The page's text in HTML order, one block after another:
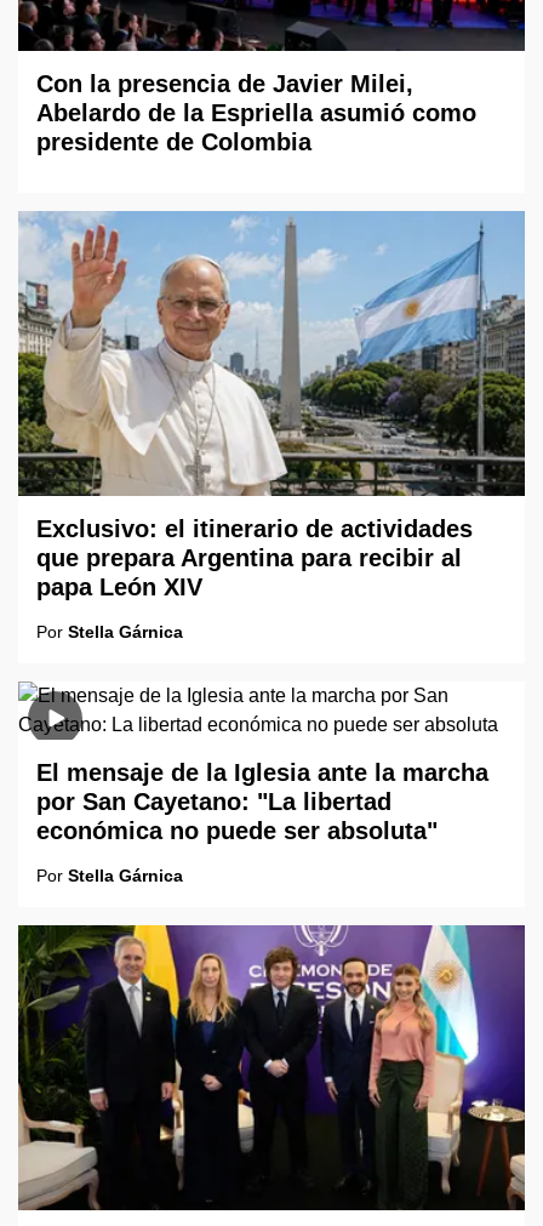
Con la presencia de Javier Milei,
Abelardo de la Espriella asumió como
presidente de Colombia
Exclusivo: el itinerario de actividades
que prepara Argentina para recibir al
papa León XIV
Por Stella Gárnica
El mensaje de la Iglesia ante la marcha
por San Cayetano: "La libertad
económica no puede ser absoluta"
Por Stella Gárnica